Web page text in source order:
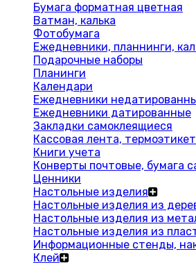
Бумага форматная цветная
Ватман, калька
Фотобумага
Ежедневники, планнинги,
Подарочные наборы
Планинги
Календари
Ежедневники
Ежедневники датированные
Закладки самоклеящиеся
Кассовая лента,
Книги учета
Конверты почтовые, бумага
Ценники
Настольные изделия
Настольные изделия из
Настольные изделия из
Настольные изделия из
Информационные стенды,
Клей